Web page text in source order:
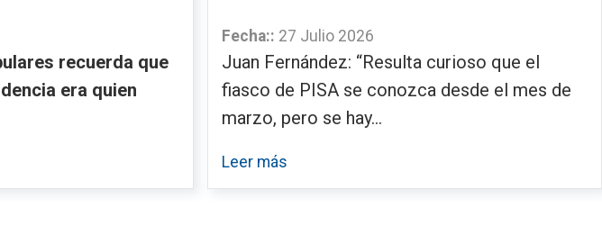
recuerda que
era quien
Fecha:: 27 Julio 2026
Juan Fernández: “Resulta curioso que el
fiasco de PISA se conozca desde el mes de
marzo, pero se hay...
Leer más